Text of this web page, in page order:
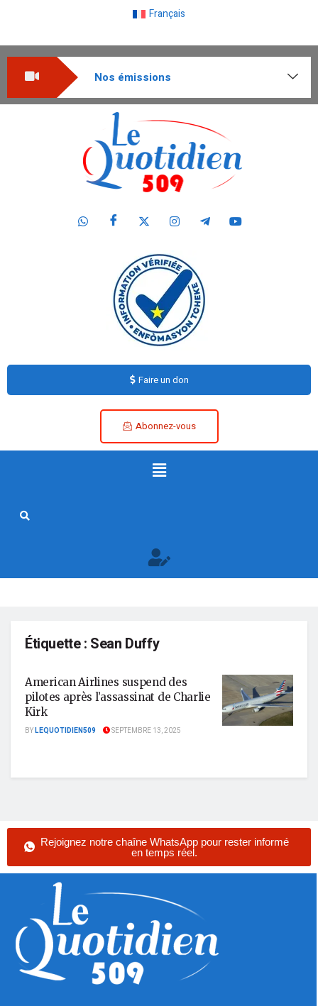
Français
Nos émissions
Faire un don
Abonnez-vous
Étiquette : Sean Duffy
American Airlines suspend des
pilotes après l’assassinat de Charlie
Kirk
BYLEQUOTIDIEN509 SEPTEMBRE 13, 2025
Rejoignez notre chaîne WhatsApp pour rester informé
en temps réel.